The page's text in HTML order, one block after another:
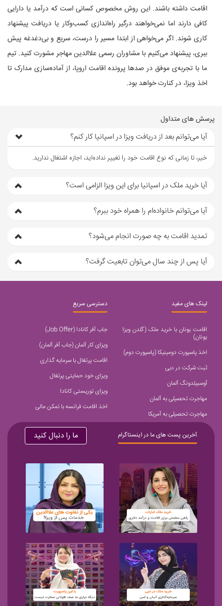
اقامت داشته باشند. این روش مخصوص کسانی است که درآمد یا دارایی
کافی دارند اما نمی‌خواهند درگیر راه‌اندازی کسب‌وکار یا دریافت پیشنهاد
کاری شوند. اگر می‌خواهی از ابتدا مسیر را درست، سریع و بی‌دغدغه پیش
ببری، پیشنهاد می‌کنیم با مشاوران رسمی علاالدین مهاجر مشورت کنید. تیم
ما با تجربه‌ی موفق در صدها پرونده اقامت اروپا، از آماده‌سازی مدارک تا
اخذ ویزا، در کنارت خواهد بود.
پرسش های متداول
آیا می‌توانم بعد از دریافت ویزا در اسپانیا کار کنم؟
خیر، تا زمانی که نوع اقامت خود را تغییر نداده‌اید، اجازه اشتغال ندارید.
آیا خرید ملک در اسپانیا برای این ویزا الزامی است؟
آیا می‌توانم خانواده‌ام را همراه خود ببرم؟
تمدید اقامت به چه صورت انجام می‌شود؟
آیا پس از چند سال می‌توان تابعیت گرفت؟
لینک های مفید
اقامت یونان با خرید ملک (گلدن ویزا
یونان)
اخذ پاسپورت دومینیکا (پاسپورت دوم)
ثبت شرکت در دبی
آوسبیلدونگ آلمان
مهاجرت تحصیلی به آلمان
مهاجرت تحصیلی به آمریکا
دسترسی سریع
جاب آفر کانادا (Job Offer)
ویزای کار آلمان (جاب آفر آلمان)
اقامت پرتغال با سرمایه گذاری
ویزای خود حمایتی پرتغال
ویزای توریستی کانادا
اخذ اقامت فرانسه با تمکن مالی
آخرین پست های ما در اینستاگرام ما را دنبال کنید